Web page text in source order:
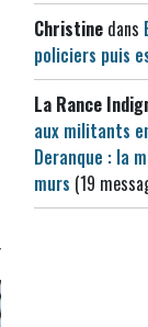
Christine dans
policiers puis
La Rance
aux militants
Deranque : la
murs (19